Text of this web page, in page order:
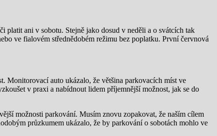
platit ani v sobotu. Stejně jako dosud v neděli a o svátcích tak
ve fialovém střednědobém režimu bez poplatku. První červnová
Monitorovací auto ukázalo, že většina parkovacích míst ve
v praxi a nabídnout lidem příjemnější možnost, jak se do
možnosti parkování. Musím znovu zopakovat, že naším cílem
průzkumem ukázalo, že by parkování o sobotách mohlo ve